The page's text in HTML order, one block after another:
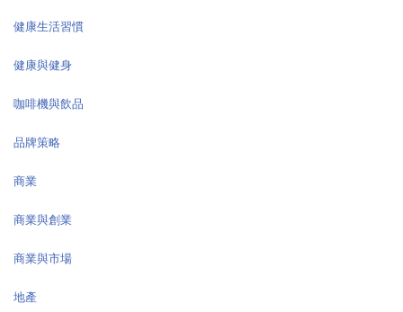
健康生活習慣
健康與健身
咖啡機與飲品
品牌策略
商業
商業與創業
商業與市場
地產